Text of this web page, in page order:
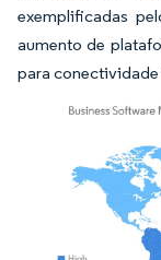
exemplificadas
aumento de
para